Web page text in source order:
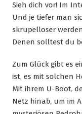
Sieh dich vor! Im
Und je tiefer man
skrupelloser
Denen solltest du
Zum Glück gibt es
ist, es mit solchen
Mit ihrem U-Boot,
Netz hinab, um im